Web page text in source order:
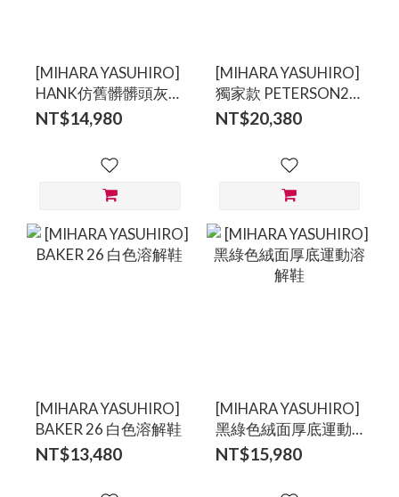
[MIHARA YASUHIRO]
HANK仿舊髒髒頭灰色
休閒鞋
NT$14,980
[MIHARA YASUHIRO]
獨家款 PETERSON23
黑色作舊鉚釘溶解鞋
NT$20,380
[MIHARA YASUHIRO]
BAKER 26 白色溶解鞋
NT$13,480
[MIHARA YASUHIRO]
黑綠色絨面厚底運動
溶解鞋
NT$15,980